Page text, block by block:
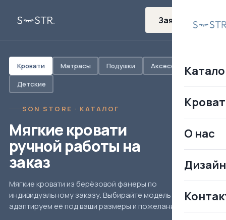
Заявка
О нас
Кровати Матрасы Подушки
Аксессуары
Детские
SON STORE · КАТАЛОГ
Мягкие кровати
ручной работы на
заказ
Мягкие кровати из берёзовой фанеры по
индивидуальному заказу. Выбирайте модель —
адаптируем её под ваши размеры и пожелания.